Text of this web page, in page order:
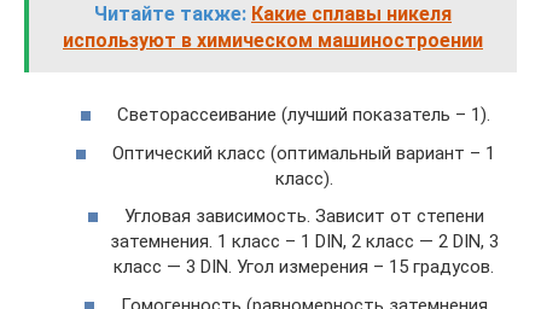
Читайте также: Какие сплавы никеля
используют в химическом машиностроении
Светорассеивание (лучший показатель – 1).
Оптический класс (оптимальный вариант – 1
класс).
Угловая зависимость. Зависит от степени
затемнения. 1 класс – 1 DIN, 2 класс — 2 DIN, 3
класс — 3 DIN. Угол измерения – 15 градусов.